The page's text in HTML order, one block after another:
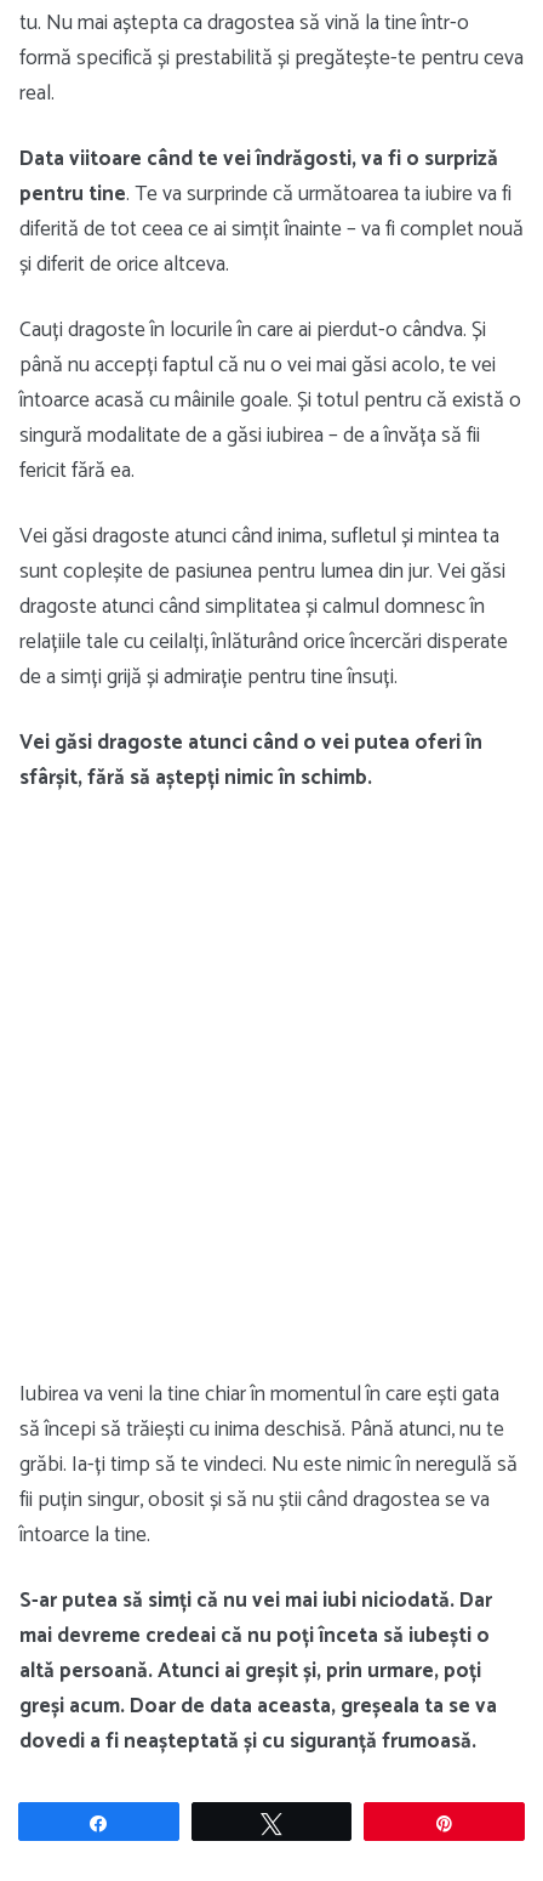
tu. Nu mai aștepta ca dragostea să vină la tine într-o
formă specifică și prestabilită și pregătește-te pentru ceva
real.
Data viitoare când te vei îndrăgosti, va fi o surpriză
pentru tine. Te va surprinde că următoarea ta iubire va fi
diferită de tot ceea ce ai simțit înainte – va fi complet nouă
și diferit de orice altceva.
Cauți dragoste în locurile în care ai pierdut-o cândva. Și
până nu accepți faptul că nu o vei mai găsi acolo, te vei
întoarce acasă cu mâinile goale. Și totul pentru că există o
singură modalitate de a găsi iubirea – de a învăța să fii
fericit fără ea.
Vei găsi dragoste atunci când inima, sufletul și mintea ta
sunt copleșite de pasiunea pentru lumea din jur. Vei găsi
dragoste atunci când simplitatea și calmul domnesc în
relațiile tale cu ceilalți, înlăturând orice încercări disperate
de a simți grijă și admirație pentru tine însuți.
Vei găsi dragoste atunci când o vei putea oferi în
sfârșit, fără să aștepți nimic în schimb.
Iubirea va veni la tine chiar în momentul în care ești gata
să începi să trăiești cu inima deschisă. Până atunci, nu te
grăbi. Ia-ți timp să te vindeci. Nu este nimic în neregulă să
fii puțin singur, obosit și să nu știi când dragostea se va
întoarce la tine.
S-ar putea să simți că nu vei mai iubi niciodată. Dar
mai devreme credeai că nu poți înceta să iubești o
altă persoană. Atunci ai greșit și, prin urmare, poți
greși acum. Doar de data aceasta, greșeala ta se va
dovedi a fi neașteptată și cu siguranță frumoasă.